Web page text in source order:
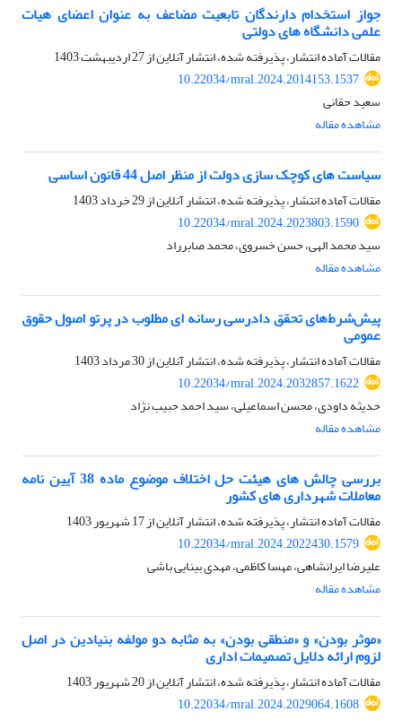
جواز استخدام دارندگان تابعیت مضاعف به عنوان اعضای هیات
علمی دانشگاه های دولتی
مقالات آماده انتشار، پذیرفته شده، انتشار آنلاین از27 اردیبهشت 1403
10.22034/mral.2024.2014153.1537
سعید حقانی
مشاهده مقاله
سیاست های کوچک سازی دولت از منظر اصل 44 قانون اساسی
مقالات آماده انتشار، پذیرفته شده، انتشار آنلاین از29 خرداد 1403
10.22034/mral.2024.2023803.1590
سید محمد الهی، حسن خسروی، محمد صابرراد
مشاهده مقاله
پیش‌شرط‌های تحقق دادرسی رسانه ای مطلوب در پرتو اصول حقوق
عمومی
مقالات آماده انتشار، پذیرفته شده، انتشار آنلاین از30 مرداد 1403
10.22034/mral.2024.2032857.1622
حدیثه داودی، محسن اسماعیلی، سید احمد حبیب نژاد
مشاهده مقاله
بررسی چالش های هیئت حل اختلاف موضوع ماده 38 آیین نامه
معاملات شهرداری های کشور
مقالات آماده انتشار، پذیرفته شده، انتشار آنلاین از17 شهریور 1403
10.22034/mral.2024.2022430.1579
علیرضا ایرانشاهی، مهسا کاظمی، مهدی بینایی باشی
مشاهده مقاله
«موثر بودن» و «منطقی بودن» به مثابه دو مولفه بنیادین در اصل
لزوم ارائه دلایل تصمیمات اداری
مقالات آماده انتشار، پذیرفته شده، انتشار آنلاین از20 شهریور 1403
10.22034/mral.2024.2029064.1608